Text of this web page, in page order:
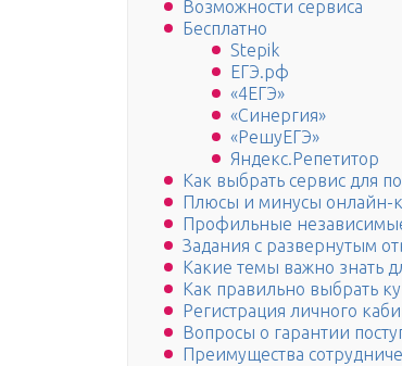
Возможности сервиса
Бесплатно
Stepik
ЕГЭ.рф
«4ЕГЭ»
«Синергия»
«РешуЕГЭ»
Яндекс.Репетитор
Как выбрать сервис для
Плюсы и минусы онлайн-
Профильные
Задания с развернутым
Какие темы важно знать
Как правильно выбрать
Регистрация личного
Вопросы о гарантии
Преимущества